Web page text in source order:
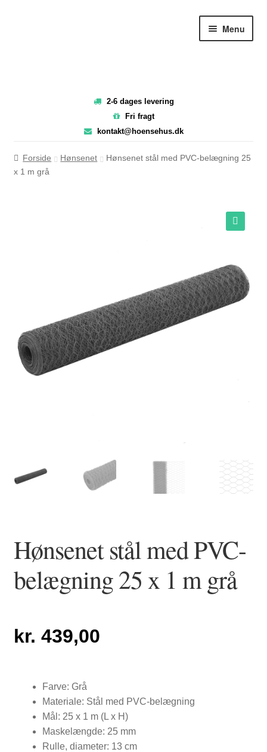
Menu
FORSIDE
NYTTIG VIDEN
2-6 dages levering
Fri fragt
kontakt@hoensehus.dk
Forside Hønsenet
Hønsenet stål med PVC-belægning 25
x 1 m grå
Hønsenet stål med PVC-
belægning 25 x 1 m grå
kr. 439,00
Farve: Grå
Materiale: Stål med PVC-belægning
Mål: 25 x 1 m (L x H)
Maskelængde: 25 mm
Rulle, diameter: 13 cm